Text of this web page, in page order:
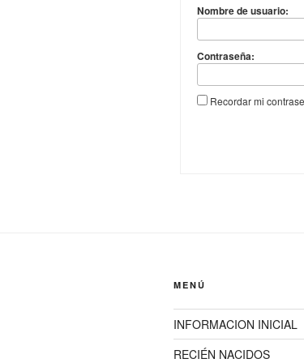
Nombre de usuario:
Contraseña:
Recordar mi
MENÚ
INFORMACION INICIAL
RECIÉN NACIDOS